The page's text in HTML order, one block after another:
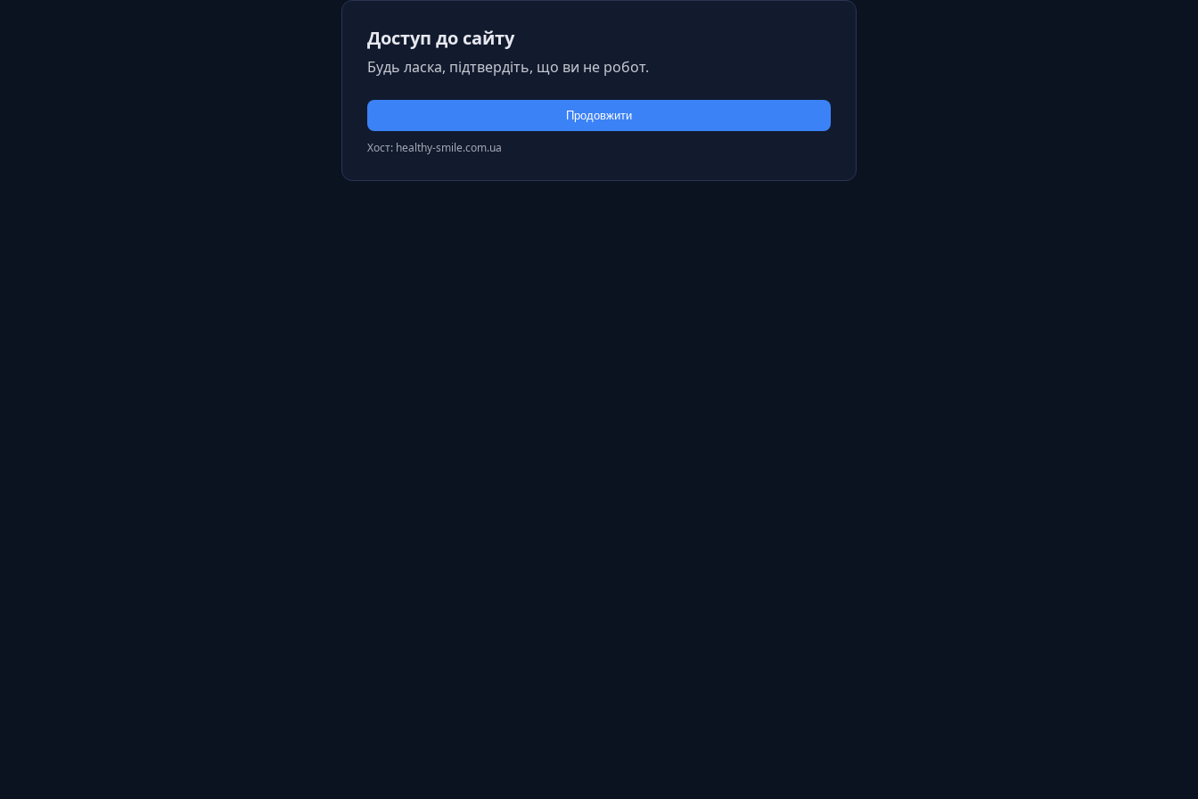
Доступ до сайту
Будь ласка, підтвердіть, що ви не робот.
Продовжити
Хост: healthy-smile.com.ua